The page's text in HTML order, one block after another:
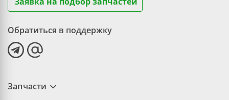
Обратиться в поддержку
Запчасти